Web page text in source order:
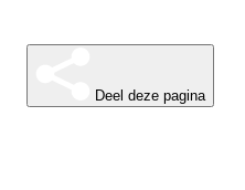
Deel deze pagina